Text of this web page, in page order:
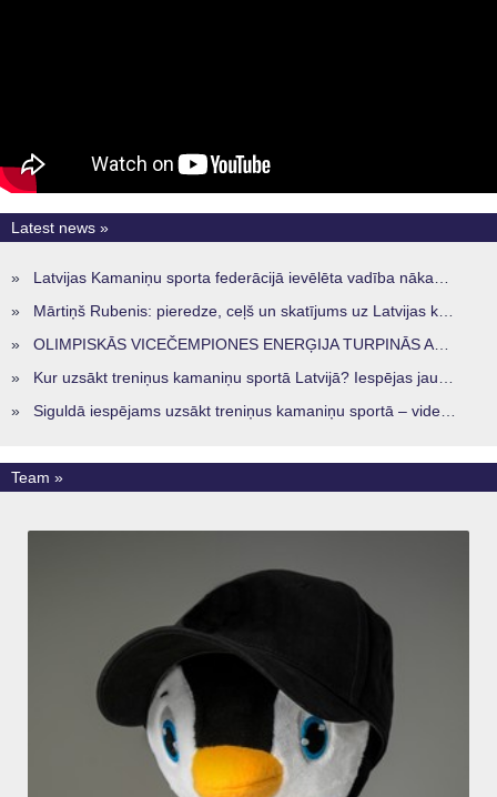
Latest news »
» Latvijas Kamaniņu sporta federācijā ievēlēta vadība nākamajam četru gadu termiņam
» Mārtiņš Rubenis: pieredze, ceļš un skatījums uz Latvijas kamaniņu sportu
» OLIMPISKĀS VICEČEMPIONES ENERĢIJA TURPINĀS ARĪ STARPSEZONĀ
» Kur uzsākt treniņus kamaniņu sportā Latvijā? Iespējas jaunajiem sportistiem visos reģionos
» Siguldā iespējams uzsākt treniņus kamaniņu sportā – vide, kur veidojas nākamā sportistu paaudze
Team »